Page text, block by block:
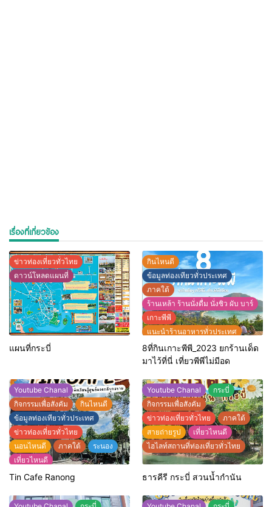
เรื่องที่เกี่ยวข้อง
ข่าวท่องเที่ยวทั่วไทย
ดาวน์โหลดแผนที่
แผนที่กระบี่
กินไหนดี
ข้อมูลท่องเทียวทั่วประเทศ
ภาคใต้
ร้านเหล้า ร้านนั่งดื่ม นั่งชิว ผับ บาร์
เกาะพีพี
แนะนำร้านอาหารทั่วประเทศ
ไฮไลท์สถานที่ท่องเที่ยวทั่วไทย
8ที่กินเกาะพีพี_2023 ยกร้านเด็ด
มาไว้ที่นี่ เที่ยวพีพีไม่มีอด
Youtube Chanal
กิจกรรมเพื่อสังคัม
กินไหนดี
ข้อมูลท่องเทียวทั่วประเทศ
ข่าวท่องเที่ยวทั่วไทย
นอนไหนดี
ภาคใต้
ระนอง
เที่ยวไหนดี
เเนะนำคาเฟ่ทั่วประเทศไทย
แนะนำร้านอาหารทั่วประเทศ
Tin Cafe Ranong
Youtube Chanal
กระบี่
กิจกรรมเพื่อสังคัม
ข่าวท่องเที่ยวทั่วไทย
ภาคใต้
สายถ่ายรูป
เที่ยวไหนดี
ไฮไลท์สถานที่ท่องเที่ยวทั่วไทย
ธารคีรี กระบี่ สวนน้ำกำนัน